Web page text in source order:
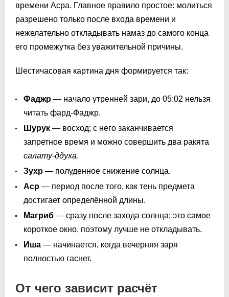
времени Асра. Главное правило простое: молиться
разрешено только после входа времени и
нежелательно откладывать намаз до самого конца
его промежутка без уважительной причины.
Шестичасовая картина дня формируется так:
Фаджр — начало утренней зари, до 05:02 нельзя
читать фард-Фаджр.
Шурук — восход; с него заканчивается
запретное время и можно совершить два ракята
сала­ту-ддуха.
Зухр — полуденное снижение солнца.
Аср — период после того, как тень предмета
достигает определённой длины.
Магриб — сразу после захода солнца; это самое
короткое окно, поэтому лучше не откладывать.
Иша — начинается, когда вечерняя заря
полностью гаснет.
От чего зависит расчёт